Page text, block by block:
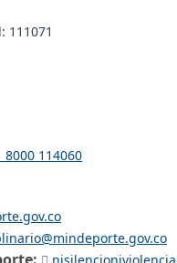
111071
8000 114060